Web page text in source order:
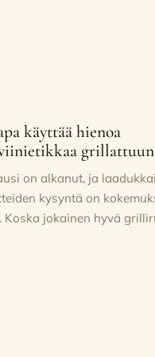
ja Aceto Balsamico
käyttää hienoa
on alkanut, ja
kysyntä on
Koska jokainen hyvä